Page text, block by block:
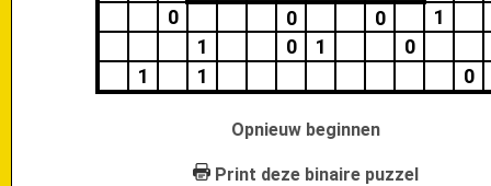
0
0 0
1
1
0 1
0
1
1 0
Opnieuw beginnen
Print deze binaire puzzel